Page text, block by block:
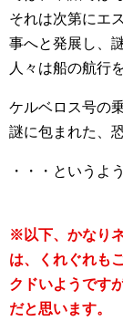
それは次第にエ
事へと発展し、
人々は船の航行
ケルベロス号の
謎に包まれた、
・・・というよ
※以下、かなり
は、くれぐれも
クドいようです
だと思います。